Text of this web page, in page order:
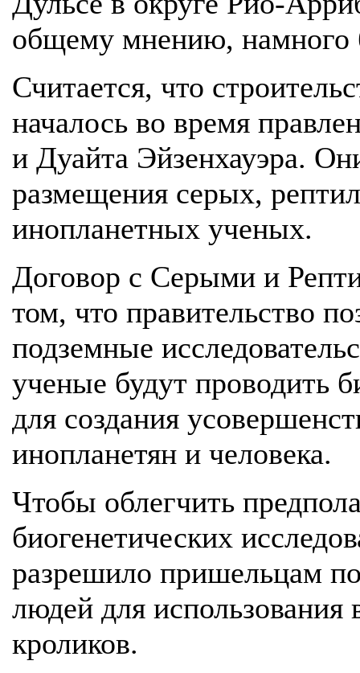
общему мнению, намного
Считается, что
началось во время
и Дуайта Эйзенхауэра.
размещения серых,
инопланетных ученых.
Договор с Серыми и
том, что правительство
подземные
ученые будут проводить
для создания
инопланетян и человека.
Чтобы облегчить
биогенетических
разрешило пришельцам
людей для использования
кроликов.